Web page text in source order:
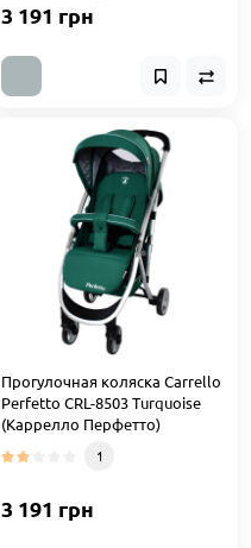
3 191 грн
Прогулочная коляска Carrello
Perfetto CRL-8503 Turquoise
(Каррелло Перфетто)
1
3 191 грн